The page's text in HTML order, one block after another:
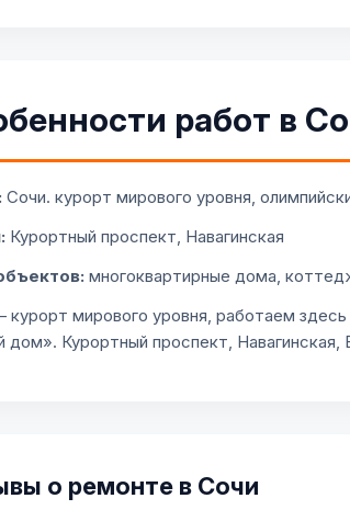
работ в
Сочи. курорт мирового уровня,
Курортный проспект, Навагинская
многоквартирные дома,
мирового уровня, работаем
дом». Курортный проспект,
о ремонте в Сочи